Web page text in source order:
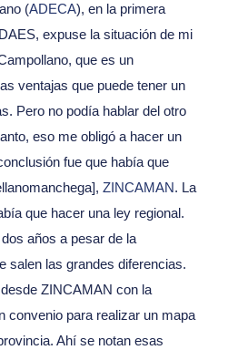
(ADECA), en la primera
expuse la situación de mi
que es un
ventajas que puede tener un
Pero no podía hablar del otro
eso me obligó a hacer un
fue que había que
ZINCAMAN. La
que hacer una ley regional.
años a pesar de la
salen las grandes diferencias.
ZINCAMAN con la
convenio para realizar un mapa
Ahí se notan esas